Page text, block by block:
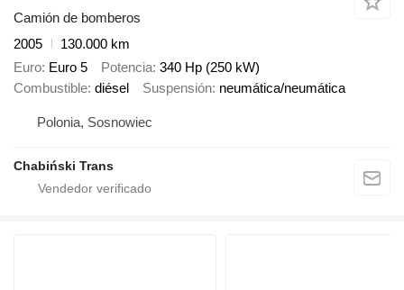
Camión de bomberos
2005
130.000 km
Euro Euro 5 Potencia 340 Hp (250 kW)
Combustible diésel Suspensión neumática/neumática
Polonia, Sosnowiec
Chabiński Trans